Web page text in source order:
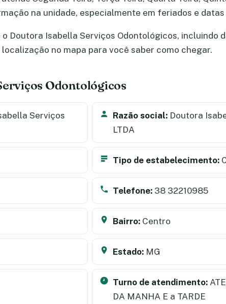
na unidade, especialmente em feriados e
Doutora Isabella Serviços Odontológicos, incluindo
no mapa para você saber como chegar.
Odontológicos
Serviços
Razão social: Doutora
LTDA
Tipo de estabelecimento:
Telefone: 38 32210985
Bairro: Centro
Estado: MG
Turno de atendimento:
DA MANHA E a TARDE